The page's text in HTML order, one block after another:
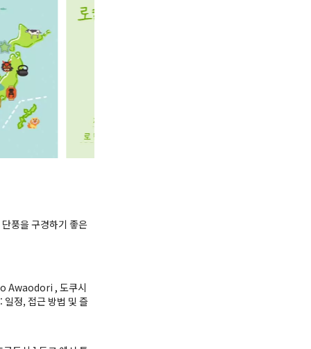
풍을 구경하기 좋은
Awaodori , 도쿠시
일정, 접근 방법 및 즐